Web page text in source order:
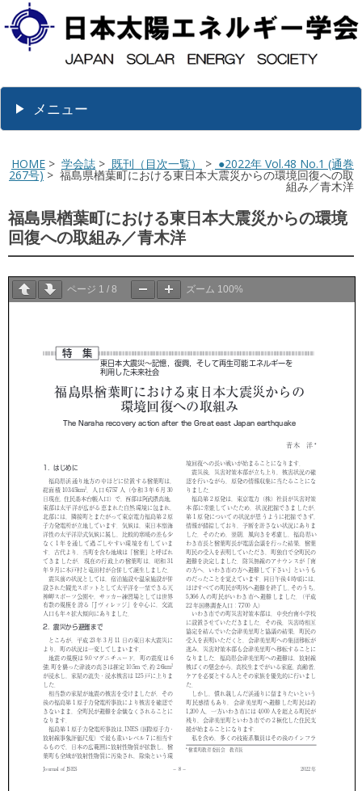
メニュー
HOME > 学会誌 > 既刊（目次一覧） > ●2022年 Vol.48 No.1 (通巻
267号) > 福島県楢葉町における東日本大震災からの環境回復への取
組み／青木洋
福島県楢葉町における東日本大震災からの環境
回復への取組み／青木洋
ページ 1 / 8 ズーム 100%